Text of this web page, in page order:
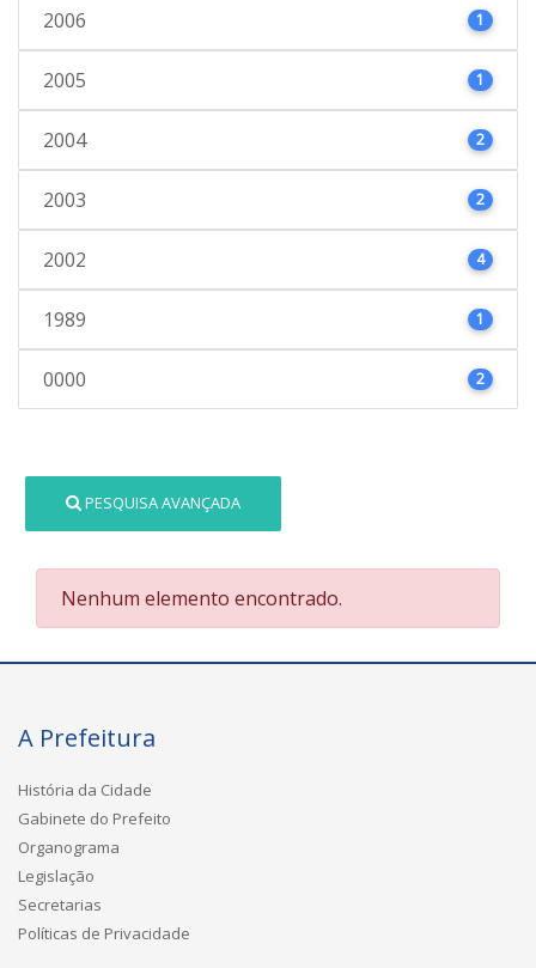
2006 1
2005 1
2004 2
2003 2
2002 4
1989 1
0000 2
PESQUISA AVANÇADA
Nenhum elemento encontrado.
A Prefeitura
História da Cidade
Gabinete do Prefeito
Organograma
Legislação
Secretarias
Políticas de Privacidade